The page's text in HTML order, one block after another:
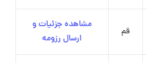
قم
مشاهده جزئیات و
ارسال رزومه